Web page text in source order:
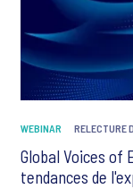
WEBINAR RELECTURE
Global Voices of
tendances de